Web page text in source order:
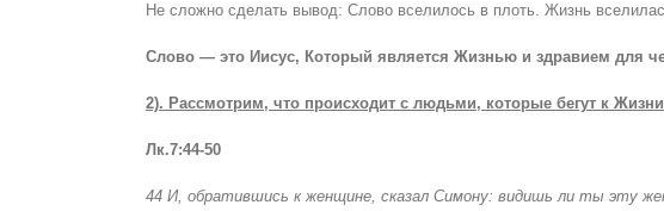
Не сложно сделать вывод: Слово вселилось в плоть. Жизнь
Слово — это Иисус, Который является Жизнью и здравием для
2). Рассмотрим, что происходит с людьми, которые бегут к
Лк.7:44-50
44 И, обратившись к женщине, сказал Симону: видишь ли ты эту